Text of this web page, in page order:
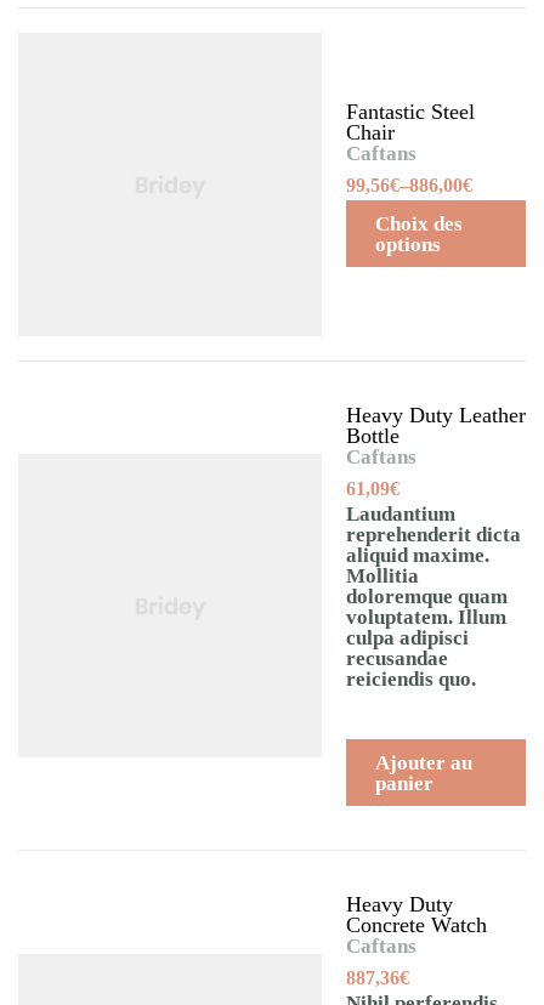
Fantastic Steel
Chair
Caftans
99,56€–886,00€
Choix des
options
Heavy Duty Leather
Bottle
Caftans
61,09€
Laudantium
reprehenderit dicta
aliquid maxime.
Mollitia
doloremque quam
voluptatem. Illum
culpa adipisci
recusandae
reiciendis quo.
Ajouter au
panier
Heavy Duty
Concrete Watch
Caftans
887,36€